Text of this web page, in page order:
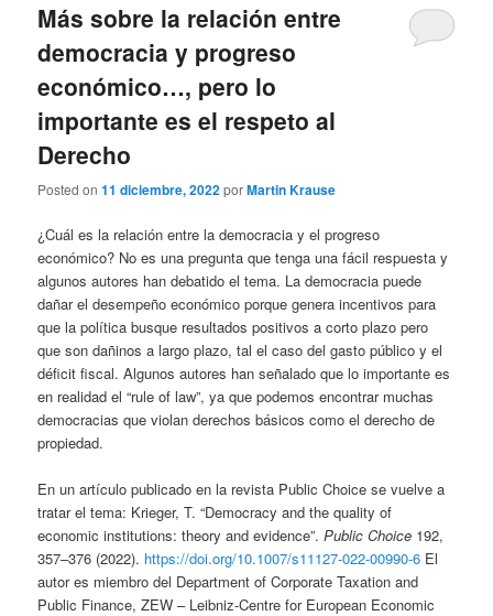
Más sobre la relación entre
democracia y progreso
económico…, pero lo
importante es el respeto al
Derecho
Posted on11 diciembre, 2022porMartin Krause
¿Cuál es la relación entre la democracia y el progreso
económico? No es una pregunta que tenga una fácil respuesta y
algunos autores han debatido el tema. La democracia puede
dañar el desempeño económico porque genera incentivos para
que la política busque resultados positivos a corto plazo pero
que son dañinos a largo plazo, tal el caso del gasto público y el
déficit fiscal. Algunos autores han señalado que lo importante es
en realidad el “rule of law”, ya que podemos encontrar muchas
democracias que violan derechos básicos como el derecho de
propiedad.
En un artículo publicado en la revista Public Choice se vuelve a
tratar el tema: Krieger, T. “Democracy and the quality of
economic institutions: theory and evidence”.Public Choice 192,
357–376 (2022). https://doi.org/10.1007/s11127-022-00990-6 El
autor es miembro del Department of Corporate Taxation and
Public Finance, ZEW – Leibniz-Centre for European Economic